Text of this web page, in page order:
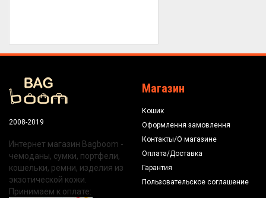
2008-2019
Интернет магазин Bagboom -
чемоданы, сумки, портфели,
кошельки, ремни, изделия из
экзотической кожи.
Принимаем к оплате:
Магазин
Кошик
Оформлення замовлення
Контакты/О магазине
Оплата/Доставка
Гарантия
Пользовательское соглашение